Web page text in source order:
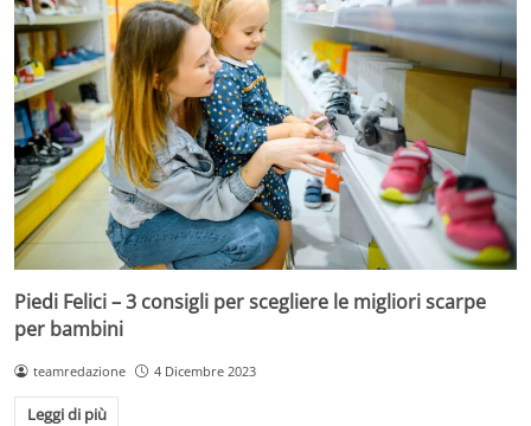
Piedi Felici – 3 consigli per scegliere le migliori scarpe
per bambini
teamredazione 4 Dicembre 2023
Leggi di più